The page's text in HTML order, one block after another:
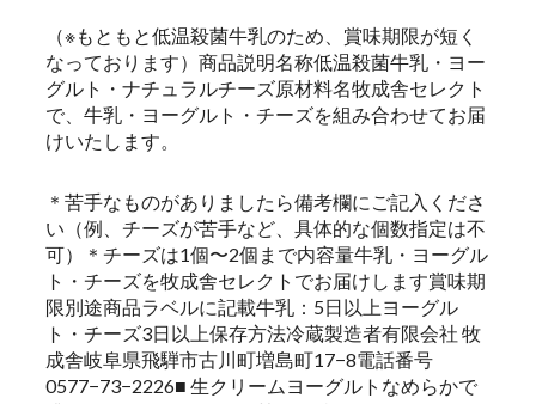
（※もともと低温殺菌牛乳のため、賞味期限が短く
なっております）商品説明名称低温殺菌牛乳・ヨー
グルト・ナチュラルチーズ原材料名牧成舎セレクト
で、牛乳・ヨーグルト・チーズを組み合わせてお届
けいたします。
＊苦手なものがありましたら備考欄にご記入くださ
い（例、チーズが苦手など、具体的な個数指定は不
可）＊チーズは1個〜2個まで内容量牛乳・ヨーグル
ト・チーズを牧成舎セレクトでお届けします賞味期
限別途商品ラベルに記載牛乳：5日以上ヨーグル
ト・チーズ3日以上保存方法冷蔵製造者有限会社 牧
成舎岐阜県飛騨市古川町増島町17−8電話番号
0577−73−2226■ 生クリームヨーグルトなめらかで